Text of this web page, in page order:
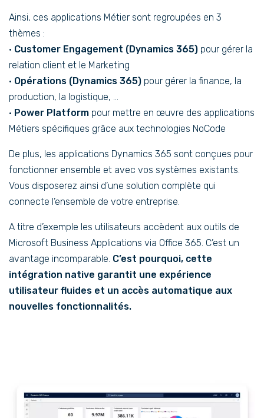
Ainsi, ces applications Métier sont regroupées en 3
thèmes :
• Customer Engagement (Dynamics 365) pour gérer la
relation client et le Marketing
• Opérations (Dynamics 365) pour gérer la finance, la
production, la logistique, …
• Power Platform pour mettre en œuvre des applications
Métiers spécifiques grâce aux technologies NoCode
De plus, les applications Dynamics 365 sont conçues pour
fonctionner ensemble et avec vos systèmes existants.
Vous disposerez ainsi d’une solution complète qui
connecte l’ensemble de votre entreprise.
A titre d’exemple les utilisateurs accèdent aux outils de
Microsoft Business Applications via Office 365. C’est un
avantage incomparable. C’est pourquoi, cette
intégration native garantit une expérience
utilisateur fluides et un accès automatique aux
nouvelles fonctionnalités.